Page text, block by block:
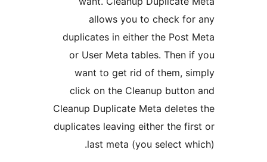
allows you to check
duplicates in either the Post
or User Meta tables. Then
want to get rid of them,
click on the Cleanup
Cleanup Duplicate Meta
duplicates leaving either the
last meta (you select